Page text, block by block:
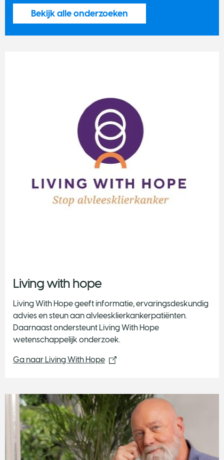
Bekijk alle onderzoeken
Living with hope
Living With Hope geeft informatie, ervaringsdeskundig
advies en steun aan alvleesklierkankerpatiënten.
Daarnaast ondersteunt Living With Hope
wetenschappelijk onderzoek.
Ga naar Living With Hope